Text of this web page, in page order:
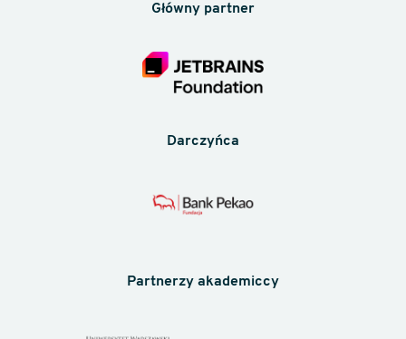
Główny partner
Darczyńca
Partnerzy akademiccy